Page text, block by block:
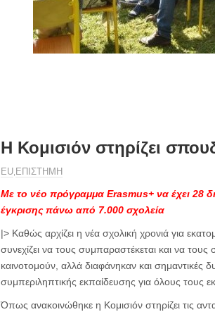
Η Κομισιόν στηρίζει
ΕU, ΕΠΙΣΤΗΜΗ
Με το νέο πρόγραμμα Erasmus+ να έχει 28
έγκρισης πάνω από 7.000 σχολεία
|> Καθώς αρχίζει η νέα σχολική χρονιά για
συνεχίζει να τους συμπαραστέκεται και να
καινοτομούν, αλλά διαφάνηκαν και σημαντικές
συμπεριληπτικής εκπαίδευσης για όλους τους
Όπως ανακοινώθηκε η Κομισιόν στηρίζει τις